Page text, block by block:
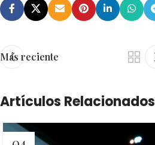
Más reciente
Artículos Relacionados